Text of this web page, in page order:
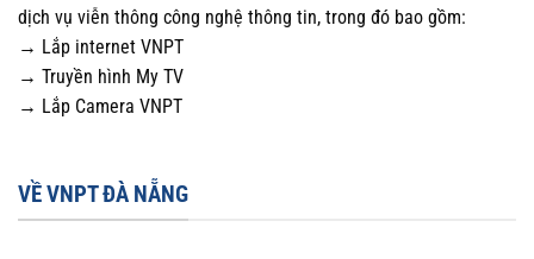
dịch vụ viễn thông công nghệ thông tin, trong đó bao gồm:
→ Lắp internet VNPT
→ Truyền hình My TV
→ Lắp Camera VNPT
VỀ VNPT ĐÀ NẴNG